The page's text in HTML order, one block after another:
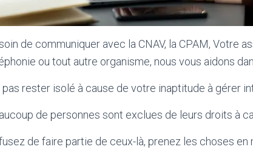
de communiquer avec la CNAV, la CPAM, Votre
ou tout autre organisme, nous vous aidons
pas rester isolé à cause de votre inaptitude à gérer
de personnes sont exclues de leurs droits à
de faire partie de ceux-là, prenez les choses en